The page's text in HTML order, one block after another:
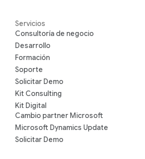
Servicios
Consultoría de negocio
Desarrollo
Formación
Soporte
Solicitar Demo
Kit Consulting
Kit Digital
Cambio partner Microsoft
Microsoft Dynamics Update
Solicitar Demo